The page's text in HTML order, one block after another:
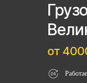
от